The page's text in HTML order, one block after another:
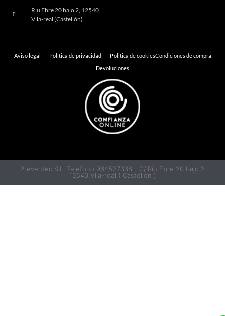
Riu Ebre 20 bajo 2, 12540
Vila-real (Castellón)
Aviso legal Política de privacidad Política de cookiesCondiciones de compra
Devoluciones
Preventec S.L. Telefono 964537338 - C/ Riu Ebre 20 bajo 2
12540 Vila-real ( Castellón )